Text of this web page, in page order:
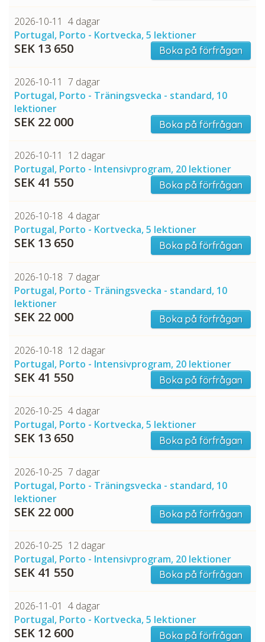
2026-10-11 4 dagar
Portugal, Porto - Kortvecka, 5 lektioner
SEK 13 650 Boka på förfrågan
2026-10-11 7 dagar
Portugal, Porto - Träningsvecka - standard, 10
lektioner
SEK 22 000 Boka på förfrågan
2026-10-11
12 dagar
Portugal, Porto - Intensivprogram, 20 lektioner
SEK 41 550 Boka på förfrågan
2026-10-18 4 dagar
Portugal, Porto - Kortvecka, 5 lektioner
SEK 13 650 Boka på förfrågan
2026-10-18 7 dagar
Portugal, Porto - Träningsvecka - standard, 10
lektioner
SEK 22 000 Boka på förfrågan
2026-10-18 12 dagar
Portugal, Porto - Intensivprogram, 20 lektioner
SEK 41 550 Boka på förfrågan
2026-10-25 4 dagar
Portugal, Porto - Kortvecka, 5 lektioner
SEK 13 650 Boka på förfrågan
2026-10-25 7 dagar
Portugal, Porto - Träningsvecka - standard, 10
lektioner
SEK 22 000 Boka på förfrågan
2026-10-25 12 dagar
Portugal, Porto - Intensivprogram, 20 lektioner
SEK 41 550 Boka på förfrågan
2026-11-01 4 dagar
Portugal, Porto - Kortvecka, 5 lektioner
SEK 12 600 Boka på förfrågan